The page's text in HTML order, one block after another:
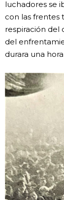
luchadores se
con las frentes
respiración del
del
durara una